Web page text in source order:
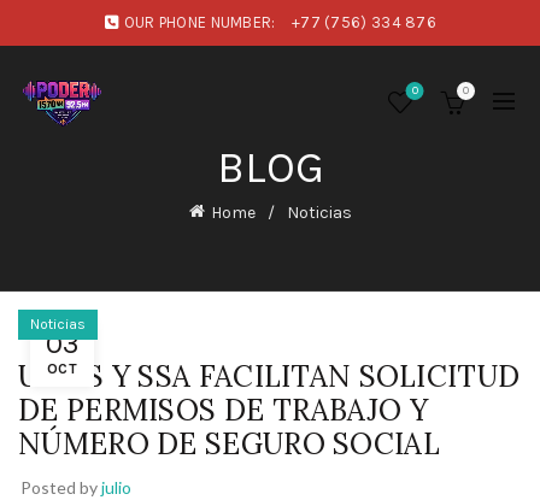
OUR PHONE NUMBER: +77 (756) 334 876
0 0
BLOG
Home Noticias
03
OCT
Noticias
USCIS Y SSA FACILITAN SOLICITUD
DE PERMISOS DE TRABAJO Y
NÚMERO DE SEGURO SOCIAL
Posted byjulio